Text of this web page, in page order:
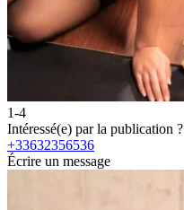
1-4
Intéressé(e) par la publication ?
+33632356536
Écrire un message